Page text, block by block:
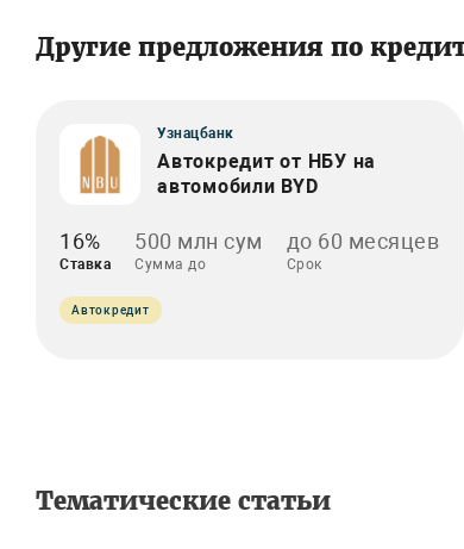
Другие предложения по
Узнацбанк
Автокредит от НБУ на
автомобили BYD
16%
Ставка
500 млн сум
Сумма до
до 60 месяцев
Срок
Автокредит
Тематические статьи